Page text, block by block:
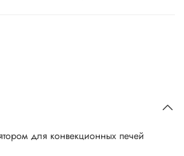
для конвекционных печей